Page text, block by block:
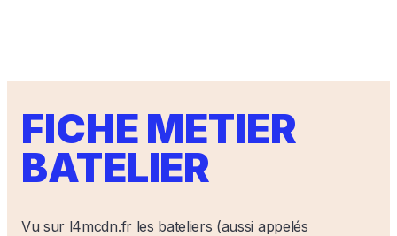
FICHE METIER
BATELIER
Vu sur l4mcdn.fr les bateliers (aussi appelés